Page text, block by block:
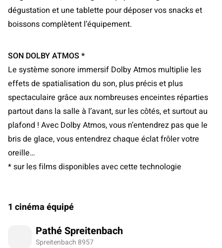
dégustation et une tablette pour déposer vos snacks et
boissons complètent l’équipement.
SON DOLBY ATMOS *
Le système sonore immersif Dolby Atmos multiplie les
effets de spatialisation du son, plus précis et plus
spectaculaire grâce aux nombreuses enceintes réparties
partout dans la salle à l’avant, sur les côtés, et surtout au
plafond ! Avec Dolby Atmos, vous n’entendrez pas que le
bris de glace, vous entendrez chaque éclat frôler votre
oreille…
* sur les films disponibles avec cette technologie
1 cinéma équipé
Pathé Spreitenbach
Spreitenbach 8957